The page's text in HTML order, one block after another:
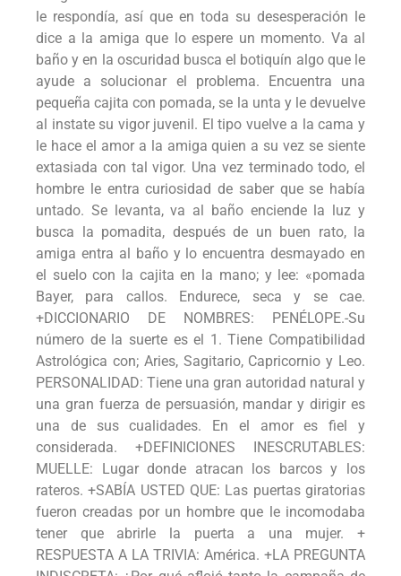
le respondía, así que en toda su desesperación le
dice a la amiga que lo espere un momento. Va al
baño y en la oscuridad busca el botiquín algo que le
ayude a solucionar el problema. Encuentra una
pequeña cajita con pomada, se la unta y le devuelve
al instate su vigor juvenil. El tipo vuelve a la cama y
le hace el amor a la amiga quien a su vez se siente
extasiada con tal vigor. Una vez terminado todo, el
hombre le entra curiosidad de saber que se había
untado. Se levanta, va al baño enciende la luz y
busca la pomadita, después de un buen rato, la
amiga entra al baño y lo encuentra desmayado en
el suelo con la cajita en la mano; y lee: «pomada
Bayer, para callos. Endurece, seca y se cae.
+DICCIONARIO DE NOMBRES: PENÉLOPE.-Su
número de la suerte es el 1. Tiene Compatibilidad
Astrológica con; Aries, Sagitario, Capricornio y Leo.
PERSONALIDAD: Tiene una gran autoridad natural y
una gran fuerza de persuasión, mandar y dirigir es
una de sus cualidades. En el amor es fiel y
considerada. +DEFINICIONES INESCRUTABLES:
MUELLE: Lugar donde atracan los barcos y los
rateros. +SABÍA USTED QUE: Las puertas giratorias
fueron creadas por un hombre que le incomodaba
tener que abrirle la puerta a una mujer. +
RESPUESTA A LA TRIVIA: América. +LA PREGUNTA